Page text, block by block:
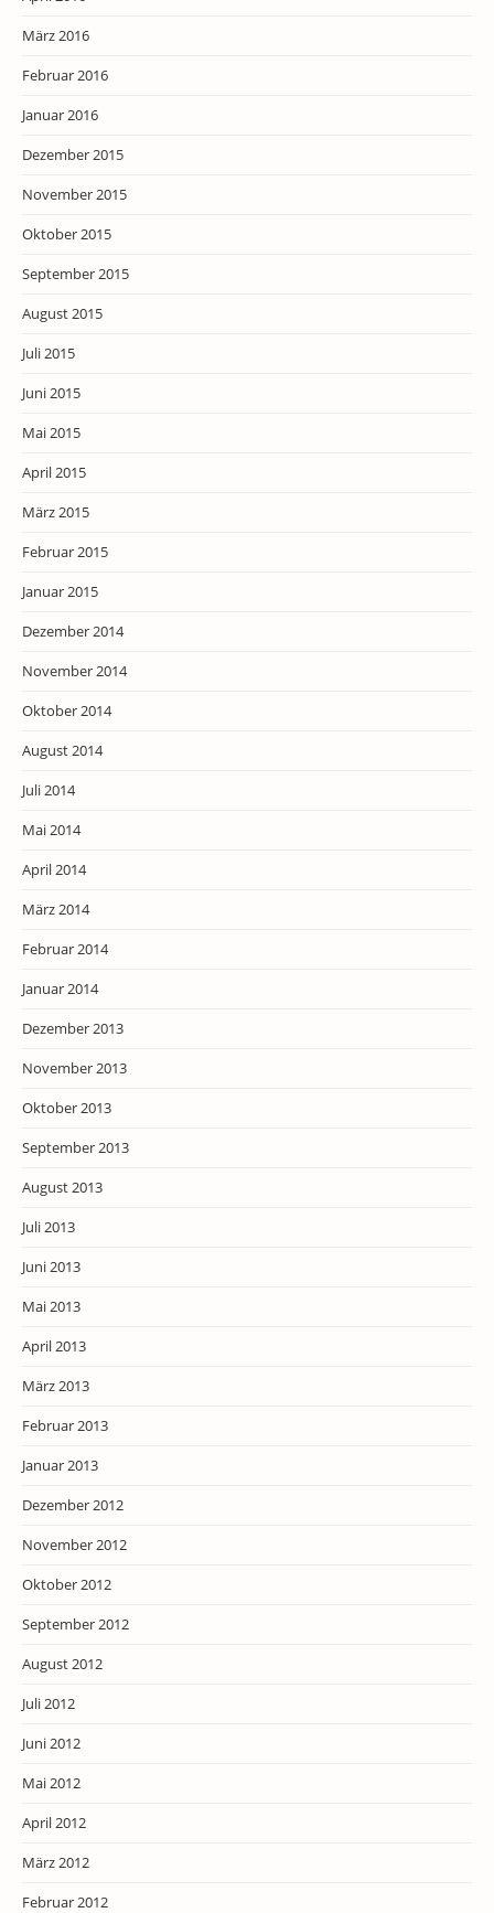
März 2016
Februar 2016
Januar 2016
Dezember 2015
November 2015
Oktober 2015
September 2015
August 2015
Juli 2015
Juni 2015
Mai 2015
April 2015
März 2015
Februar 2015
Januar 2015
Dezember 2014
November 2014
Oktober 2014
August 2014
Juli 2014
Mai 2014
April 2014
März 2014
Februar 2014
Januar 2014
Dezember 2013
November 2013
Oktober 2013
September 2013
August 2013
Juli 2013
Juni 2013
Mai 2013
April 2013
März 2013
Februar 2013
Januar 2013
Dezember 2012
November 2012
Oktober 2012
September 2012
August 2012
Juli 2012
Juni 2012
Mai 2012
April 2012
März 2012
Februar 2012